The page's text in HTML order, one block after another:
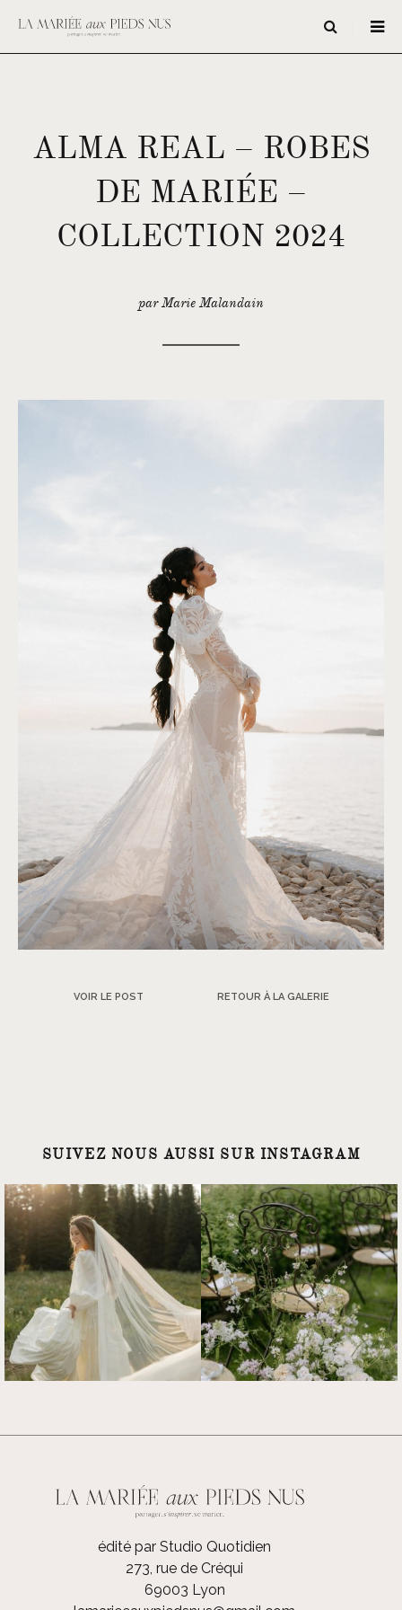
ALMA REAL – ROBES
DE MARIÉE –
COLLECTION 2024
par Marie Malandain
VOIR LE POST RETOUR À LA GALERIE
SUIVEZ NOUS AUSSI SUR INSTAGRAM
édité par Studio Quotidien
273, rue de Créqui
69003 Lyon